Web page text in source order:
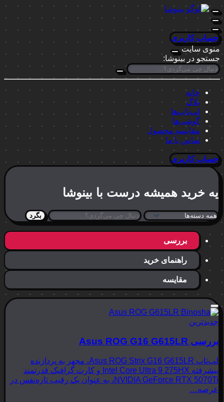
حساب کاربری
منوی سایت
جستجو در بینوشا:
خانه
بلاگ
لپ‌تاپ‌ها
گوشی‌ها
مقایسه محصول
تماس با ما
حساب کاربری
یه خرید همیشه درست با بینوشا
بگرد
بررسی
راهنمای خرید
مقایسه
جدیدترین
بررسی Asus ROG G16 G615LR
لپ‌تاپ Asus ROG Strix G16 G615LR، مجهز به پردازنده
پیشرفته Intel Core Ultra 9 275HX و کارت گرافیک قدرتمند
NVIDIA GeForce RTX 5070Ti، به عنوان یک رقیب تازه‌نفس در
عرصه…